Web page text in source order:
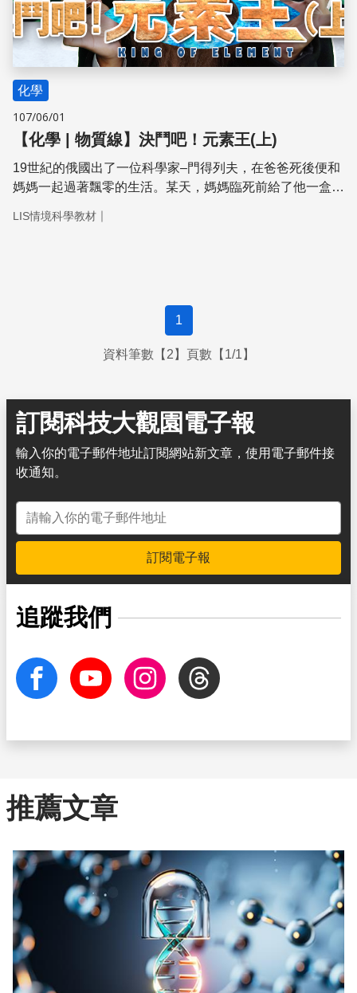
化學
107/06/01
【化學 | 物質線】決鬥吧！元素王(上)
19世紀的俄國出了一位科學家–門得列夫，在爸爸死後便和
媽媽一起過著飄零的生活。某天，媽媽臨死前給了他一盒寶
幫助門得列夫發明了影響化學界深遠的週！期！表！
LIS情境科學教材 ｜
1
資料筆數【2】頁數【1/1】
訂閱科技大觀園電子報
輸入你的電子郵件地址訂閱網站新文章，使用電子郵件接
收通知。
電子郵件地址
訂閱電子報
追蹤我們
facebook Youtube InstagramThreads
推薦文章